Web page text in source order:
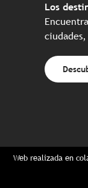
Los
Web realizada en